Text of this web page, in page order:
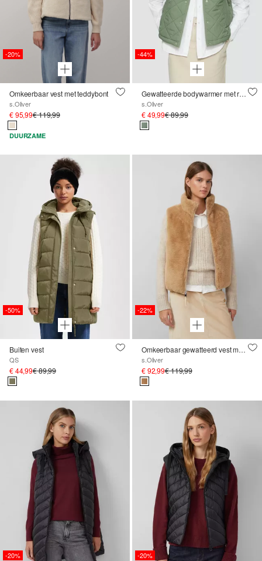
-20%
Omkeerbaar vest met teddybont
s.Oliver
€ 95,99€ 119,99
DUURZAME
-44%
Gewatteerde bodywarmer met ruitpatroon en opstaande kraag
s.Oliver
€ 49,99€ 89,99
-50%
Buiten vest
QS
€ 44,99€ 89,99
-22%
Omkeerbaar gewatteerd vest met bont
s.Oliver
€ 92,99€ 119,99
-20% -20%